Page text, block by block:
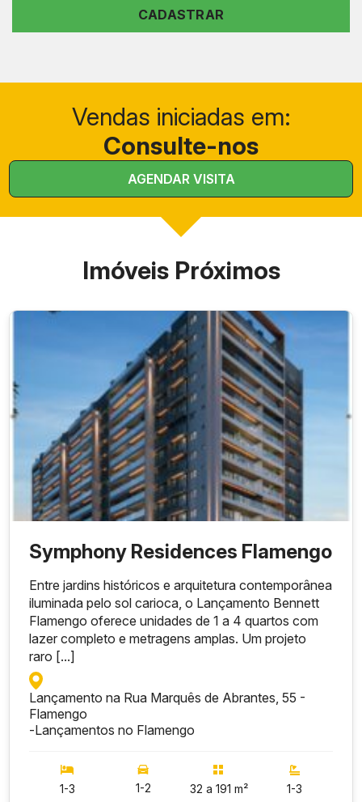
Tipologia
Quantidad
e
Metragem
informada
Perfil de
uso
Studios
64
unidades
33 m² a 45
m²
Uso próprio
compacto,
locação
temporada
investiment
o de maior
liquidez
Double
Studios
13
unidades
69 m² a
78 m²
Maior
ocupação
por mais
hóspedes
CADASTRAR
Vendas iniciadas em:
Consulte-nos
AGENDAR VISITA
Imóveis Próximos
Symphony Residences Flamengo
Entre jardins históricos e arquitetura contemporânea
iluminada pelo sol carioca, o Lançamento Bennett
Flamengo oferece unidades de 1 a 4 quartos com
lazer completo e metragens amplas. Um projeto
raro [...]
Lançamento na Rua Marquês de Abrantes, 55 -
Flamengo
-Lançamentos no Flamengo
1-3 1-2 32 a 191 m² 1-3